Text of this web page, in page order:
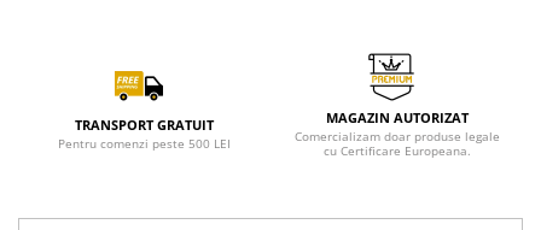
TRANSPORT GRATUIT
Pentru comenzi peste 500 LEI
MAGAZIN AUTORIZAT
Comercializam doar produse legale
cu Certificare Europeana.